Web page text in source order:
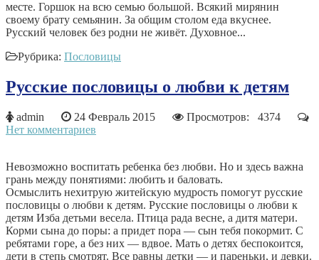
месте. Горшок на всю семью большой. Всякий мирянин
своему брату семьянин. За общим столом еда вкуснее.
Русский человек без родни не живёт. Духовное...
Рубрика: Пословицы
Русские пословицы о любви к детям
admin 24 Февраль 2015
Просмотров: 4374
Нет комментариев
Невозможно воспитать ребенка без любви. Но и здесь важна
грань между понятиями: любить и баловать.
Осмыслить нехитрую житейскую мудрость помогут русские
пословицы о любви к детям. Русские пословицы о любви к
детям Изба детьми весела. Птица рада весне, а дитя матери.
Корми сына до поры: а придет пора — сын тебя покормит. С
ребятами горе, а без них — вдвое. Мать о детях беспокоится,
дети в степь смотрят. Все равны детки — и пареньки, и девки.